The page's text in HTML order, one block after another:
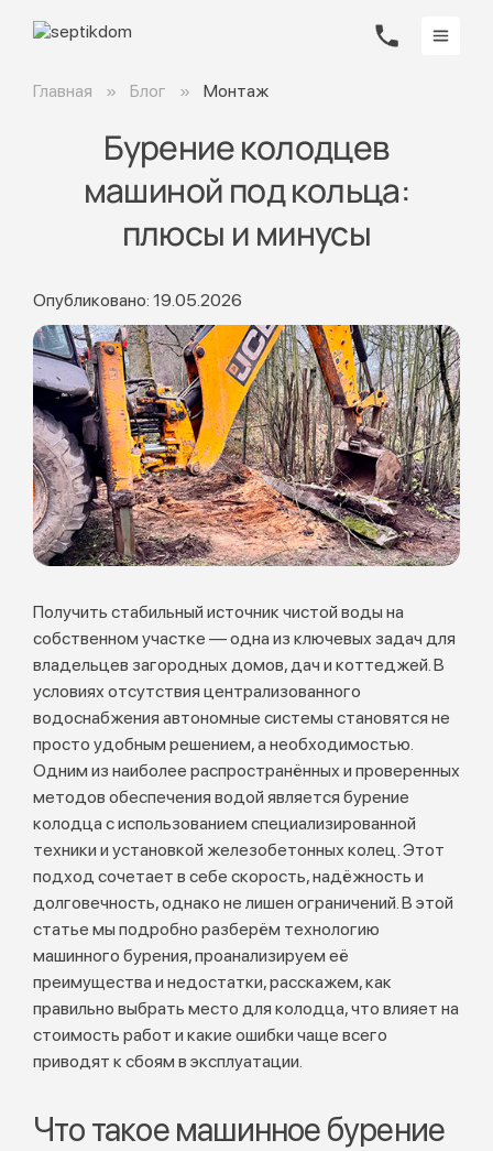
Главная Блог Монтаж
Бурение колодцев
машиной под кольца:
плюсы и минусы
Опубликовано: 19.05.2026
Получить стабильный источник чистой воды на
собственном участке — одна из ключевых задач для
владельцев загородных домов, дач и коттеджей. В
условиях отсутствия централизованного
водоснабжения автономные системы становятся не
просто удобным решением, а необходимостью.
Одним из наиболее распространённых и проверенных
методов обеспечения водой является бурение
колодца с использованием специализированной
техники и установкой железобетонных колец. Этот
подход сочетает в себе скорость, надёжность и
долговечность, однако не лишен ограничений. В этой
статье мы подробно разберём технологию
машинного бурения, проанализируем её
преимущества и недостатки, расскажем, как
правильно выбрать место для колодца, что влияет на
стоимость работ и какие ошибки чаще всего
приводят к сбоям в эксплуатации.
Что такое машинное бурение